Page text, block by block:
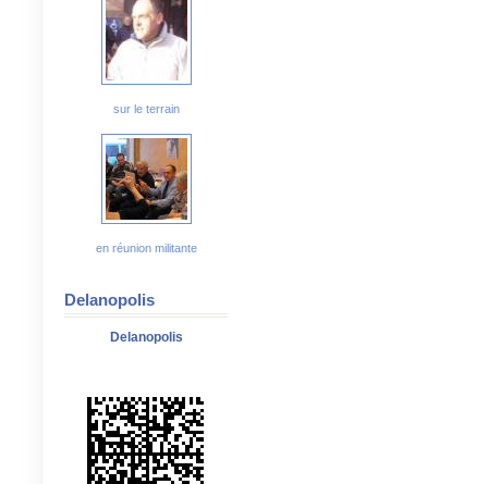
sur le terrain
en réunion militante
Delanopolis
Delanopolis